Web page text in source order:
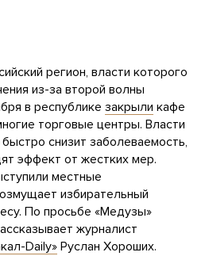
регион, власти которого
из-за второй волны
в республике закрыли кафе
торговые центры. Власти
снизит заболеваемость,
эффект от жестких мер.
местные
избирательный
По просьбе «Медузы»
журналист
Daily» Руслан Хороших.